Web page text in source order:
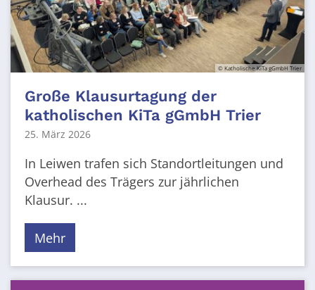
© Katholische KiTa gGmbH Trier
Große Klausurtagung der
katholischen KiTa gGmbH Trier
25. März 2026
In Leiwen trafen sich Standortleitungen und
Overhead des Trägers zur jährlichen
Klausur. ...
Mehr